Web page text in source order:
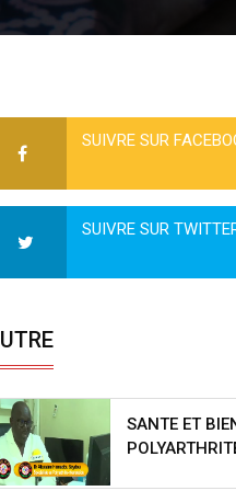
SUIVRE SUR
SUIVRE SUR
SANTE ET